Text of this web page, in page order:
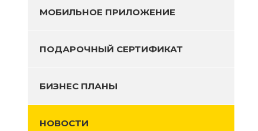
МОБИЛЬНОЕ ПРИЛОЖЕНИЕ
ПОДАРОЧНЫЙ СЕРТИФИКАТ
БИЗНЕС ПЛАНЫ
НОВОСТИ